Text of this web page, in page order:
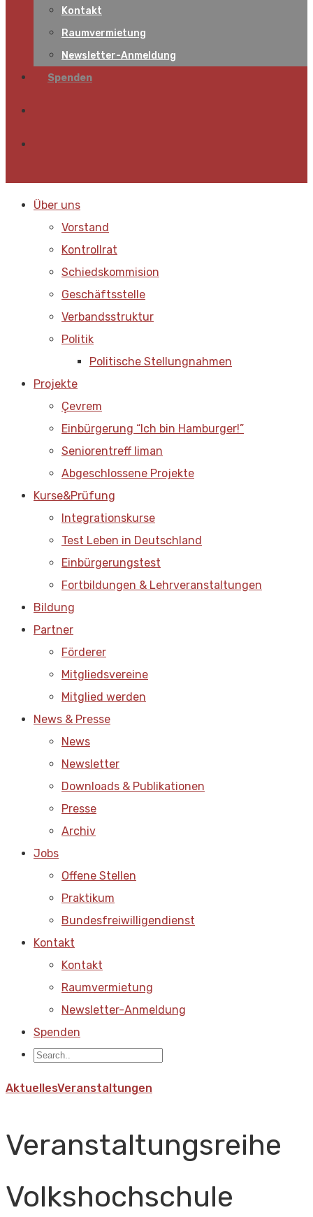
Kontakt
Raumvermietung
Newsletter-Anmeldung
Spenden
Über uns
Vorstand
Kontrollrat
Schiedskommision
Geschäftsstelle
Verbandsstruktur
Politik
Politische Stellungnahmen
Projekte
Çevrem
Einbürgerung “Ich bin Hamburger!”
Seniorentreff liman
Abgeschlossene Projekte
Kurse&Prüfung
Integrationskurse
Test Leben in Deutschland
Einbürgerungstest
Fortbildungen & Lehrveranstaltungen
Bildung
Partner
Förderer
Mitgliedsvereine
Mitglied werden
News & Presse
News
Newsletter
Downloads & Publikationen
Presse
Archiv
Jobs
Offene Stellen
Praktikum
Bundesfreiwilligendienst
Kontakt
Kontakt
Raumvermietung
Newsletter-Anmeldung
Spenden
AktuellesVeranstaltungen
Veranstaltungsreihe
Volkshochschule